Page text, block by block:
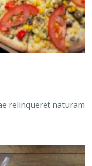
relinqueret naturam